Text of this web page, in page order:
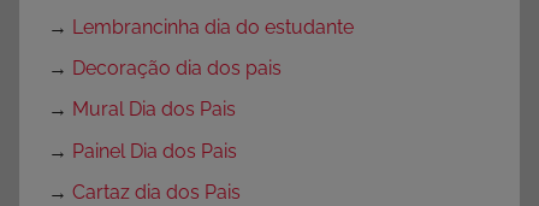
→ Lembrancinha dia do estudante
→ Decoração dia dos pais
→ Mural Dia dos Pais
→ Painel Dia dos Pais
→ Cartaz dia dos Pais